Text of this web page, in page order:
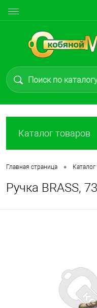
Каталог товаров
Главная страница •
Ручка BRASS,